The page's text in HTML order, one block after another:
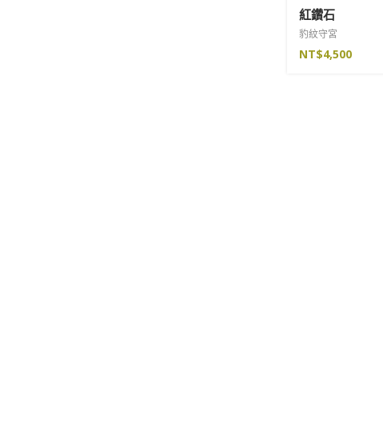
紅鑽石
豹紋守宮
NT$4,500